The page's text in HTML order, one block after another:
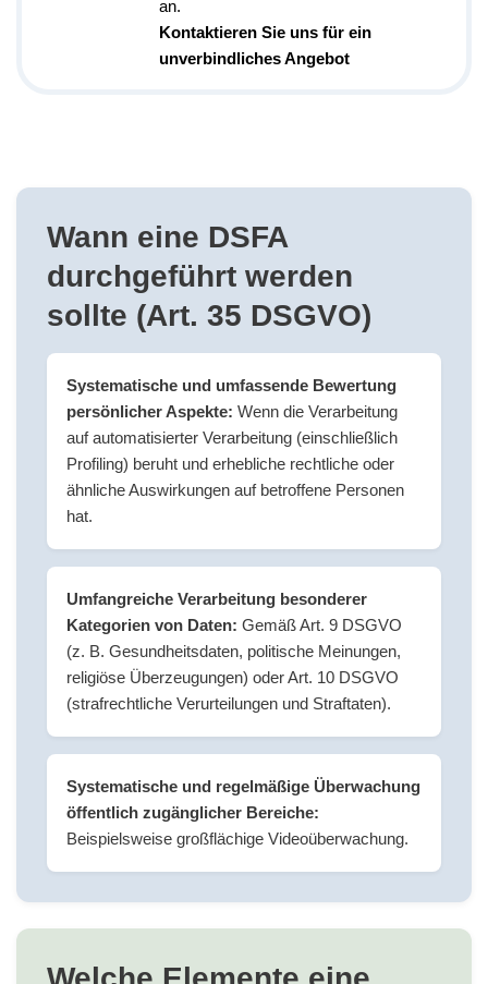
an.
Kontaktieren Sie uns für ein
unverbindliches Angebot
Wann eine DSFA
durchgeführt werden
sollte (Art. 35 DSGVO)
Systematische und umfassende Bewertung
persönlicher Aspekte: Wenn die Verarbeitung
auf automatisierter Verarbeitung (einschließlich
Profiling) beruht und erhebliche rechtliche oder
ähnliche Auswirkungen auf betroffene Personen
hat.
Umfangreiche Verarbeitung besonderer
Kategorien von Daten: Gemäß Art. 9 DSGVO
(z. B. Gesundheitsdaten, politische Meinungen,
religiöse Überzeugungen) oder Art. 10 DSGVO
(strafrechtliche Verurteilungen und Straftaten).
Systematische und regelmäßige Überwachung
öffentlich zugänglicher Bereiche:
Beispielsweise großflächige Videoüberwachung.